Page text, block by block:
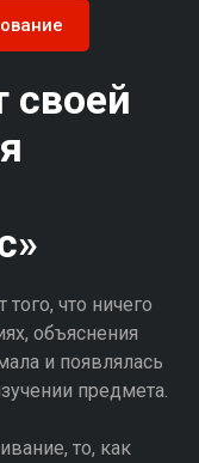
своей
что ничего
объяснения
и появлялась
предмета.
то, как